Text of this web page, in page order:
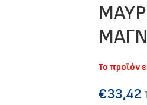
Το προϊόν
€33,42